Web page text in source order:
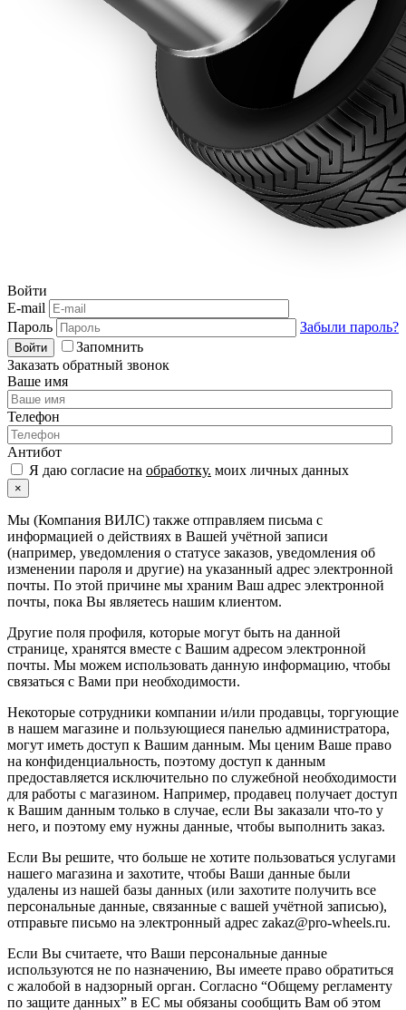
Войти
E-mail
Пароль
Забыли пароль?
Войти
Запомнить
Заказать обратный звонок
Ваше имя
Телефон
Антибот
Я даю согласие на обработку. моих личных данных
×
Мы (Компания ВИЛС) также отправляем письма с
информацией о действиях в Вашей учётной записи
(например, уведомления о статусе заказов, уведомления об
изменении пароля и другие) на указанный адрес электронной
почты. По этой причине мы храним Ваш адрес электронной
почты, пока Вы являетесь нашим клиентом.
Другие поля профиля, которые могут быть на данной
странице, хранятся вместе с Вашим адресом электронной
почты. Мы можем использовать данную информацию, чтобы
связаться с Вами при необходимости.
Некоторые сотрудники компании и/или продавцы, торгующие
в нашем магазине и пользующиеся панелью администратора,
могут иметь доступ к Вашим данным. Мы ценим Ваше право
на конфиденциальность, поэтому доступ к данным
предоставляется исключительно по служебной необходимости
для работы с магазином. Например, продавец получает доступ
к Вашим данным только в случае, если Вы заказали что-то у
него, и поэтому ему нужны данные, чтобы выполнить заказ.
Если Вы решите, что больше не хотите пользоваться услугами
нашего магазина и захотите, чтобы Ваши данные были
удалены из нашей базы данных (или захотите получить все
персональные данные, связанные с вашей учётной записью),
отправьте письмо на электронный адрес zakaz@pro-wheels.ru.
Если Вы считаете, что Ваши персональные данные
используются не по назначению, Вы имеете право обратиться
с жалобой в надзорный орган. Согласно “Общему регламенту
по защите данных” в ЕС мы обязаны сообщить Вам об этом